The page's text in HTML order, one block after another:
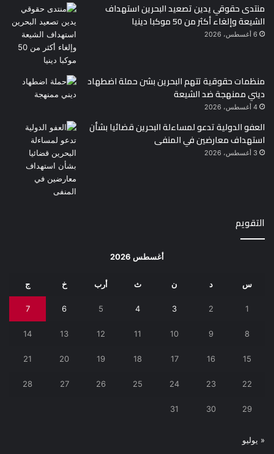
منتدى حقوقي يدين تصعيد البحرين استهداف
الشيعة وإلغاء أكثر من 50 موكبا دينيا
6 أغسطس، 2026
منظمات حقوقية تتهم البحرين بشن حملة اضطهاد
ديني ممنهجة ضد الشيعة
4 أغسطس، 2026
العفو الدولية تدعو لمساءلة البحرين قضائيا بشأن
استهداف معارضين في المنفى
3 أغسطس، 2026
التقويم
أغسطس 2026
س د ن ث أرب خ ج
1
2
3
4
5
6
7
8
9
10
11
12
13
14
15
16
17
18
19
20
21
22
23
24
25
26
27
28
29
30
31
« يوليو